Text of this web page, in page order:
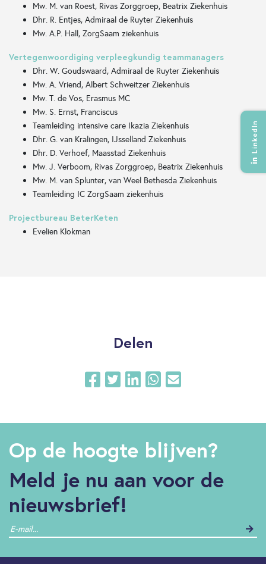
LinkedIn
Mw. M. van Roest, Rivas Zorggroep, Beatrix Ziekenhuis
Dhr. R. Entjes, Admiraal de Ruyter Ziekenhuis
Mw. A.P. Hall, ZorgSaam ziekenhuis
Vertegenwoordiging verpleegkundig teammanagers
Dhr. W. Goudswaard, Admiraal de Ruyter Ziekenhuis
Mw. A. Vriend, Albert Schweitzer Ziekenhuis
Mw. T. de Vos, Erasmus MC
Mw. S. Ernst, Franciscus
Teamleiding intensive care Ikazia Ziekenhuis
Dhr. G. van Kralingen, IJsselland Ziekenhuis
Dhr. D. Verhoef, Maasstad Ziekenhuis
Mw. J. Verboom, Rivas Zorggroep, Beatrix Ziekenhuis
Mw. M. van Splunter, van Weel Bethesda Ziekenhuis
Teamleiding IC ZorgSaam ziekenhuis
Projectbureau BeterKeten
Evelien Klokman
Delen
Op de hoogte blijven?
Meld je nu aan voor de
nieuwsbrief!